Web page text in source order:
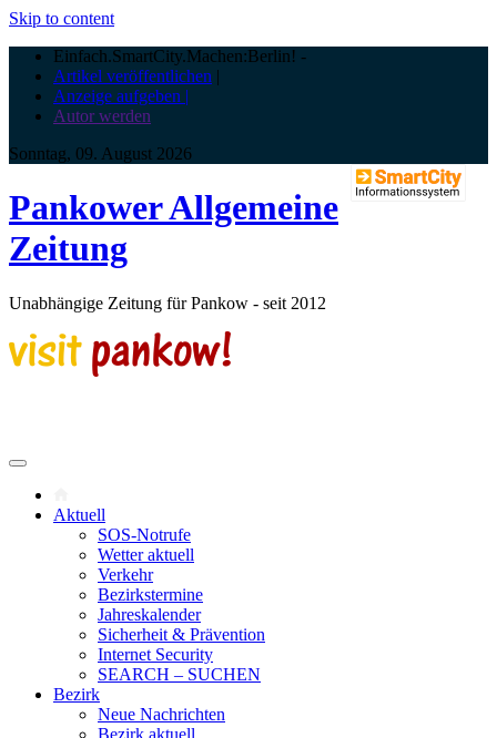
Skip to content
Einfach.SmartCity.Machen:Berlin! -
Artikel veröffentlichen |
Anzeige aufgeben |
Autor werden
Sonntag, 09. August 2026
Pankower Allgemeine
Zeitung
Unabhängige Zeitung für Pankow - seit 2012
Aktuell
SOS-Notrufe
Wetter aktuell
Verkehr
Bezirkstermine
Jahreskalender
Sicherheit & Prävention
Internet Security
SEARCH – SUCHEN
Bezirk
Neue Nachrichten